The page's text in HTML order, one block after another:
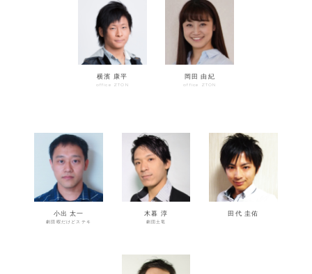
横濱 康平
office ZTON
岡田 由紀
office ZTON
小出 太一
劇団暇だけどステキ
木暮 淳
劇団土竜
田代 圭佑